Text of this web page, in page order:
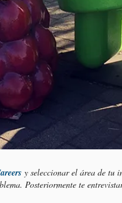
y seleccionar el área de tu
Posteriormente te